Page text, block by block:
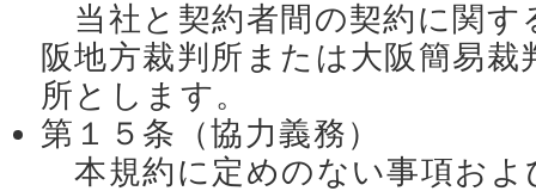
当社と契約者間の契約に関す
阪地方裁判所または大阪簡易
所とします。
第１５条（協力義務）
本規約に定めのない事項およ